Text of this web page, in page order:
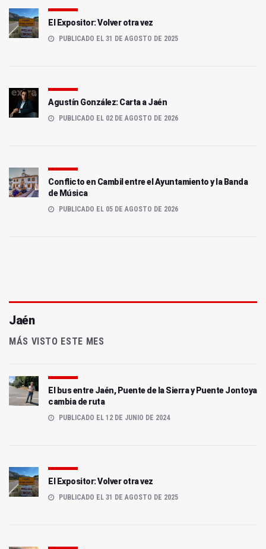
El Expositor: Volver otra vez
PUBLICADO EL 31 DE AGOSTO DE 2025
Agustín González: Carta a Jaén
PUBLICADO EL 02 DE AGOSTO DE 2026
Conflicto en Cambil entre el Ayuntamiento y la Banda
de Música
PUBLICADO EL 05 DE AGOSTO DE 2026
Jaén
MÁS VISTO ESTE MES
El bus entre Jaén, Puente de la Sierra y Puente Jontoya
cambia de ruta
PUBLICADO EL 12 DE JUNIO DE 2024
El Expositor: Volver otra vez
PUBLICADO EL 31 DE AGOSTO DE 2025